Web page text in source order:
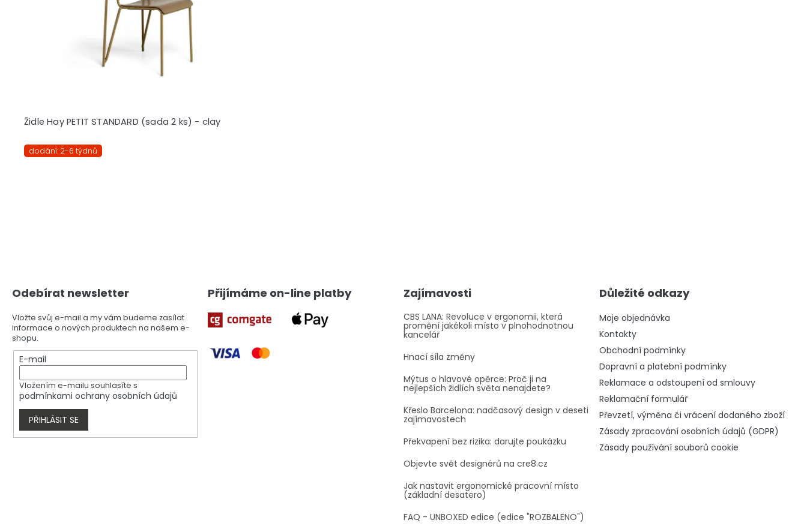
Židle Hay PETIT STANDARD (sada 2 ks) - clay
dodání: 2-6 týdnů
c
p
r
v
k
y
v
ý
i
s
Odebírat newsletter
Vložte svůj e-mail a my vám budeme zasílat
informace o nových produktech na našem e-
shopu.
E-mail
Vložením e-mailu souhlasíte s
podmínkami ochrany osobních údajů
PŘIHLÁSIT SE
Přijímáme on-line platby Zajímavosti
CBS LANA: Revoluce v ergonomii, která
promění jakékoli místo v plnohodnotnou
kancelář
Hnací síla změny
Mýtus o hlavové opěrce: Proč ji na
nejlepších židlích světa nenajdete?
Křeslo Barcelona: nadčasový design v deseti
zajímavostech
Překvapení bez rizika: darujte poukázku
Objevte svět designérů na cre8.cz
Jak nastavit ergonomické pracovní místo
(základní desatero)
FAQ - UNBOXED edice (edice "ROZBALENO")
Důležité odkazy
Moje objednávka
Kontakty
Obchodní podmínky
Dopravní a platební podmínky
Reklamace a odstoupení od smlouvy
Reklamační formulář
Převzetí, výměna či vrácení dodaného zboží
Zásady zpracování osobních údajů (GDPR)
Zásady používání souborů cookie